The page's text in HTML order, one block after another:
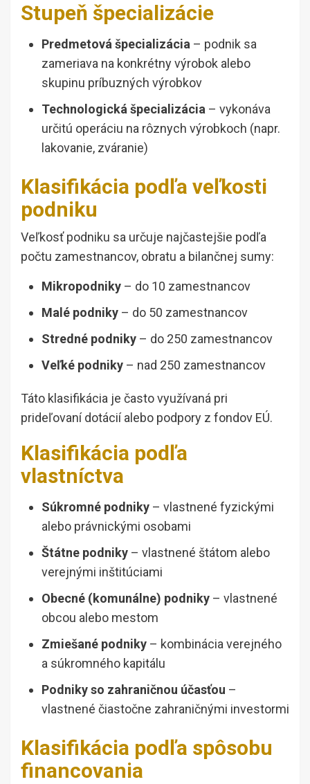
Stupeň špecializácie
Predmetová špecializácia – podnik sa
zameriava na konkrétny výrobok alebo
skupinu príbuzných výrobkov
Technologická špecializácia – vykonáva
určitú operáciu na rôznych výrobkoch (napr.
lakovanie, zváranie)
Klasifikácia podľa veľkosti
podniku
Veľkosť podniku sa určuje najčastejšie podľa
počtu zamestnancov, obratu a bilančnej sumy:
Mikropodniky – do 10 zamestnancov
Malé podniky – do 50 zamestnancov
Stredné podniky – do 250 zamestnancov
Veľké podniky – nad 250 zamestnancov
Táto klasifikácia je často využívaná pri
prideľovaní dotácií alebo podpory z fondov EÚ.
Klasifikácia podľa
vlastníctva
Súkromné podniky – vlastnené fyzickými
alebo právnickými osobami
Štátne podniky – vlastnené štátom alebo
verejnými inštitúciami
Obecné (komunálne) podniky – vlastnené
obcou alebo mestom
Zmiešané podniky – kombinácia verejného
a súkromného kapitálu
Podniky so zahraničnou účasťou –
vlastnené čiastočne zahraničnými investormi
Klasifikácia podľa spôsobu
financovania